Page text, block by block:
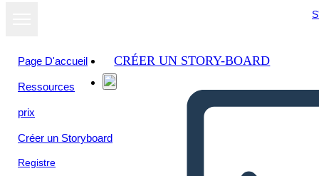
Page D'accueil
Ressources
prix
Créer un Storyboard
Registre
CRÉER UN STORY-BOARD
Afficher sous
forme de